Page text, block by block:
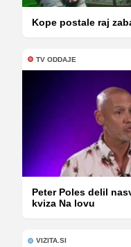
Kope postale raj
TV ODDAJE
Peter Poles delil
kviza Na lovu
VIZITA.SI